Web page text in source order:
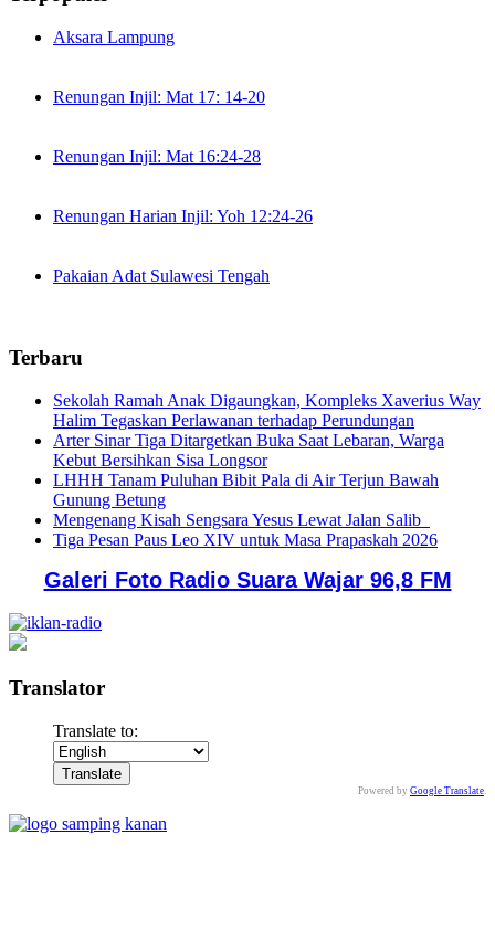
Aksara Lampung
Renungan Injil: Mat 17: 14-20
Renungan Injil: Mat 16:24-28
Renungan Harian Injil: Yoh 12:24-26
Pakaian Adat Sulawesi Tengah
Terbaru
Sekolah Ramah Anak Digaungkan, Kompleks Xaverius Way
Halim Tegaskan Perlawanan terhadap Perundungan
Arter Sinar Tiga Ditargetkan Buka Saat Lebaran, Warga
Kebut Bersihkan Sisa Longsor
LHHH Tanam Puluhan Bibit Pala di Air Terjun Bawah
Gunung Betung
Mengenang Kisah Sengsara Yesus Lewat Jalan Salib
Tiga Pesan Paus Leo XIV untuk Masa Prapaskah 2026
Galeri Foto Radio Suara Wajar 96,8 FM
Translator
Translate to:
Powered by Google Translate